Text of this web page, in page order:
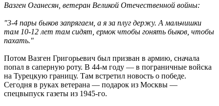
Вазген Оганесян, ветеран Великой Отечественной войны:
"3-4 пары быков запрягаем, а я за плуг держу. А мальчишки
там 10-12 лет там сидят, ермок чтобы гонять быков, чтобы
пахать."
Потом Вазген Григорьевич был призван в армию, сначала
попал в саперную роту. В 44-м году — в пограничные войска
на Турецкую границу. Там встретил новость о победе.
Сегодня в руках ветерана — подарок из Москвы —
спецвыпуск газеты из 1945-го.